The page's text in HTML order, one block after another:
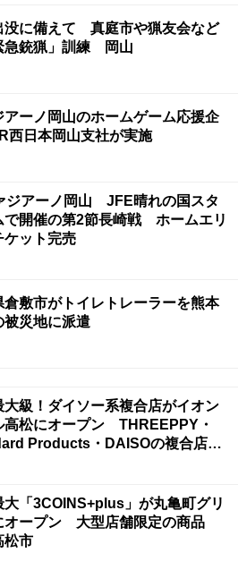
没に備えて 真庭市や猟友会など
急銃猟」訓練 岡山
アーノ岡山のホームゲーム応援企
日本岡山支社が実施
ジアーノ岡山 JFE晴れの国スタ
で開催の第2節長崎戦 ホームエリ
ケット完売
倉敷市がトイレトレーラーを熊本
被災地に派遣
大級！ダイソー系複合店がイオン
高松にオープン THREEPPY・
Products・DAISOの複合店は
大「3COINS+plus」が丸亀町グリ
オープン 大型店舗限定の商品
市